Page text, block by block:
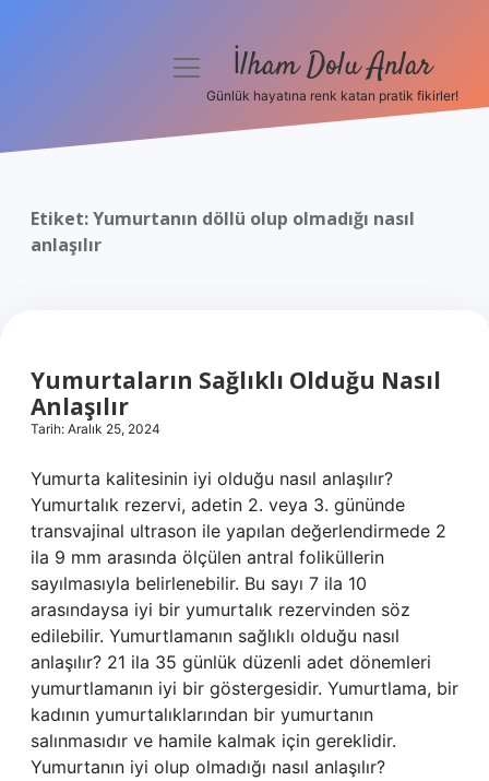
Yasal Uyarı
menüyü İlham Dolu Anlar
Günlük hayatına renk katan pratik fikirler!
Etiket:Yumurtanın döllü olup olmadığı nasıl
anlaşılır
Yumurtaların Sağlıklı Olduğu Nasıl
Anlaşılır
Tarih: Aralık 25, 2024
Yumurta kalitesinin iyi olduğu nasıl anlaşılır?
Yumurtalık rezervi, adetin 2. veya 3. gününde
transvajinal ultrason ile yapılan değerlendirmede 2
ila 9 mm arasında ölçülen antral foliküllerin
sayılmasıyla belirlenebilir. Bu sayı 7 ila 10
arasındaysa iyi bir yumurtalık rezervinden söz
edilebilir. Yumurtlamanın sağlıklı olduğu nasıl
anlaşılır? 21 ila 35 günlük düzenli adet dönemleri
yumurtlamanın iyi bir göstergesidir. Yumurtlama, bir
kadının yumurtalıklarından bir yumurtanın
salınmasıdır ve hamile kalmak için gereklidir.
Yumurtanın iyi olup olmadığı nasıl anlaşılır?